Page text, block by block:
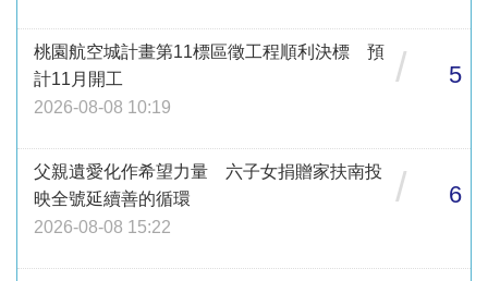
桃園航空城計畫第11標區徵工程順利決標 預
計11月開工
2026-08-08 10:19
/ 5
父親遺愛化作希望力量 六子女捐贈家扶南投
映全號延續善的循環
2026-08-08 15:22
/ 6